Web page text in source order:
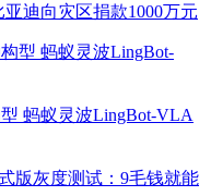
迪向灾区捐款1000万元
蚂蚁灵波LingBot-VLA